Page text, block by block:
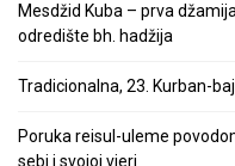
Mesdžid Kuba – prva
odredište bh. hadžija
Tradicionalna, 23. Kurban-
Poruka reisul-uleme
sebi i svojoj vjeri